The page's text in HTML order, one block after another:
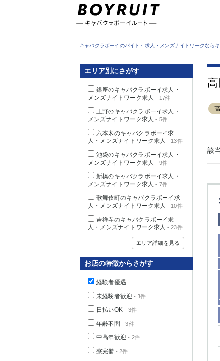
キャバクラボーイのバイト・求人・メンズナイトワークなら
該
エリア別にさがす
銀座のキャバクラボーイ求人・
メンズナイトワーク求人 - 17件
上野のキャバクラボーイ求人・
メンズナイトワーク求人 - 5件
六本木のキャバクラボーイ求
人・メンズナイトワーク求人 - 13件
池袋のキャバクラボーイ求人・
メンズナイトワーク求人 - 9件
新橋のキャバクラボーイ求人・
メンズナイトワーク求人 - 7件
歌舞伎町のキャバクラボーイ求
人・メンズナイトワーク求人 - 10件
吉祥寺のキャバクラボーイ求
人・メンズナイトワーク求人 - 23件
エリア詳細を見る
お店の特徴からさがす
経験者優遇
未経験者歓迎 - 3件
日払いOK - 3件
年齢不問 - 3件
中高年歓迎 - 2件
寮完備 - 2件
東京都